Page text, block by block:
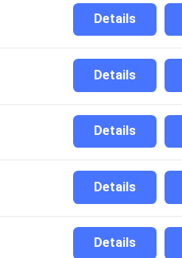
Details
Details
Details
Details
Details